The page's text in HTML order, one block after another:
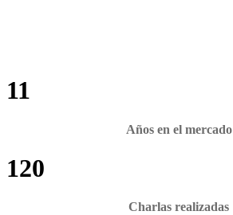
11
Años en el mercado
120
Charlas realizadas